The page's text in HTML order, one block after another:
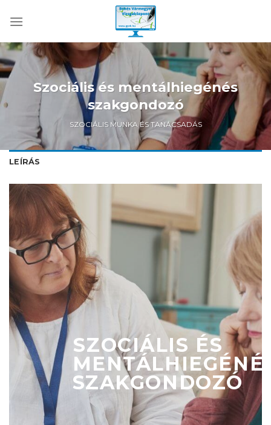
Szociális és mentálhiegénés
szakgondozó
SZOCIÁLIS MUNKA ÉS TANÁCSADÁS
LEÍRÁS
SZOCIÁLIS ÉS
SZAKGONDOZÓ